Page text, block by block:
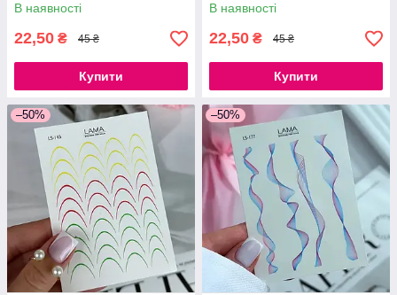
В наявності
22,50 ₴ 45 ₴
Купити
В наявності
22,50 ₴ 45 ₴
Купити
–50% –50%